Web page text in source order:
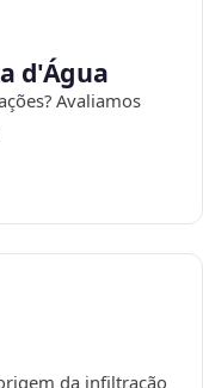
d'Água
Avaliamos
da infiltração